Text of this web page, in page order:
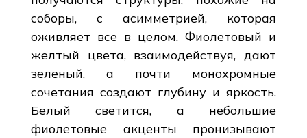
соборы, с асимметрией, которая
оживляет все в целом. Фиолетовый и
желтый цвета, взаимодействуя, дают
зеленый, а почти монохромные
сочетания создают глубину и яркость.
Белый светится, а небольшие
фиолетовые акценты пронизывают